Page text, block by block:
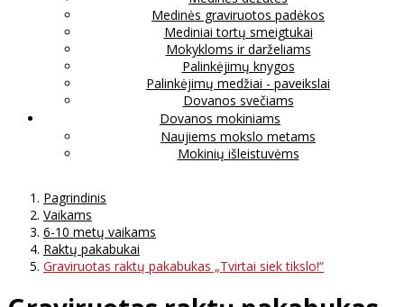
Medinės graviruotos padėkos
Mediniai tortų smeigtukai
Mokykloms ir darželiams
Palinkėjimų knygos
Palinkėjimų medžiai - paveikslai
Dovanos svečiams
Dovanos mokiniams
Naujiems mokslo metams
Mokinių išleistuvėms
Pagrindinis
Vaikams
6-10 metų vaikams
Raktų pakabukai
Graviruotas raktų pakabukas „Tvirtai siek tikslo!“